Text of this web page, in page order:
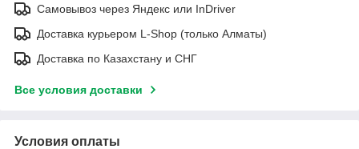
Самовывоз через Яндекс или InDriver
Доставка курьером L-Shop (только Алматы)
Доставка по Казахстану и СНГ
Все условия доставки
Условия оплаты